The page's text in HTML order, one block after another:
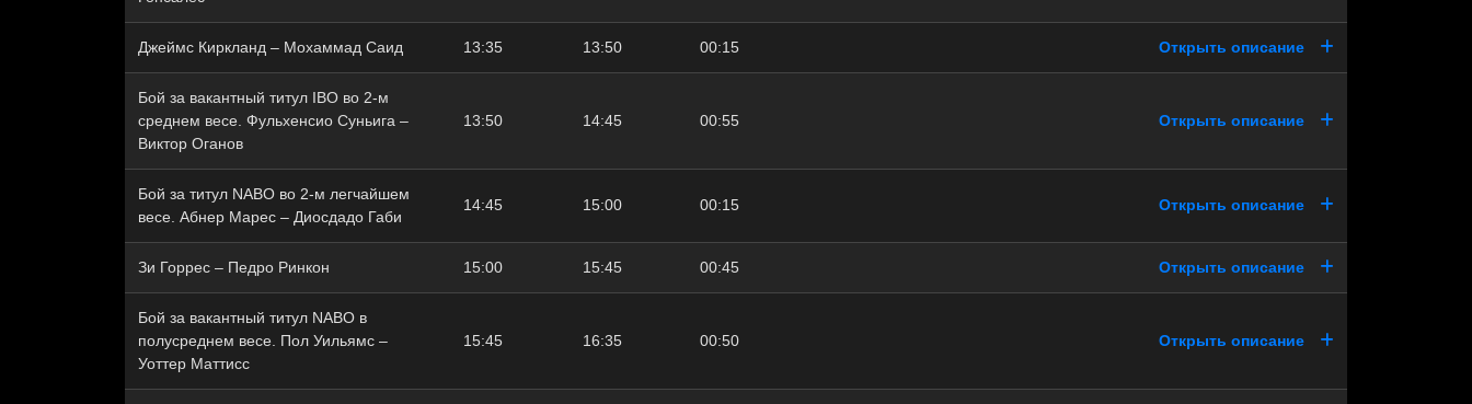
Джеймс Киркланд – Мохаммад Саид 13:35 13:50 00:15 Открыть описание
Бой за вакантный титул IBO во 2-м
среднем весе. Фульхенсио Суньига –
Виктор Оганов
13:50 14:45 00:55 Открыть описание
Бой за титул NABО во 2-м легчайшем
весе. Абнер Марес – Диосдадо Габи
14:45 15:00 00:15 Открыть описание
Зи Горрес – Педро Ринкон 15:00 15:45 00:45 Открыть описание
Бой за вакантный титул NABO в
полусреднем весе. Пол Уильямс –
Уоттер Маттисс
15:45 16:35 00:50 Открыть описание